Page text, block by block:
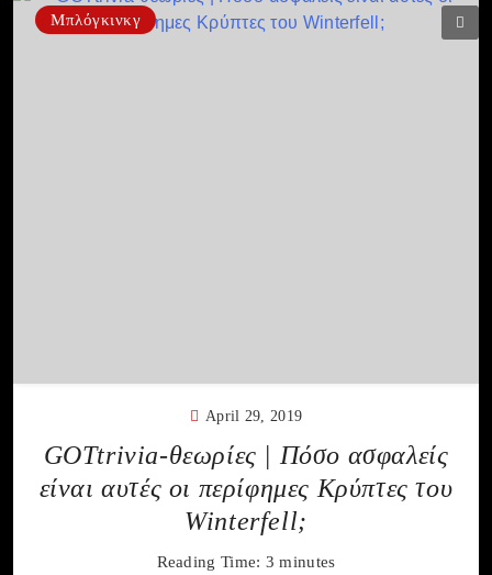
Μπλόγκινκγ
April 29, 2019
GOTtrivia-θεωρίες | Πόσο ασφαλείς
είναι αυτές οι περίφημες Κρύπτες του
Winterfell;
Reading Time: 3 minutes